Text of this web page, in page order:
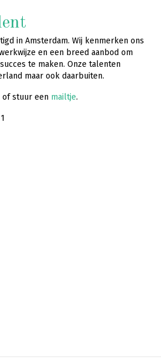
in Amsterdam. Wij kenmerken ons
en een breed aanbod om
te maken. Onze talenten
maar ook daarbuiten.
of stuur een mailtje.